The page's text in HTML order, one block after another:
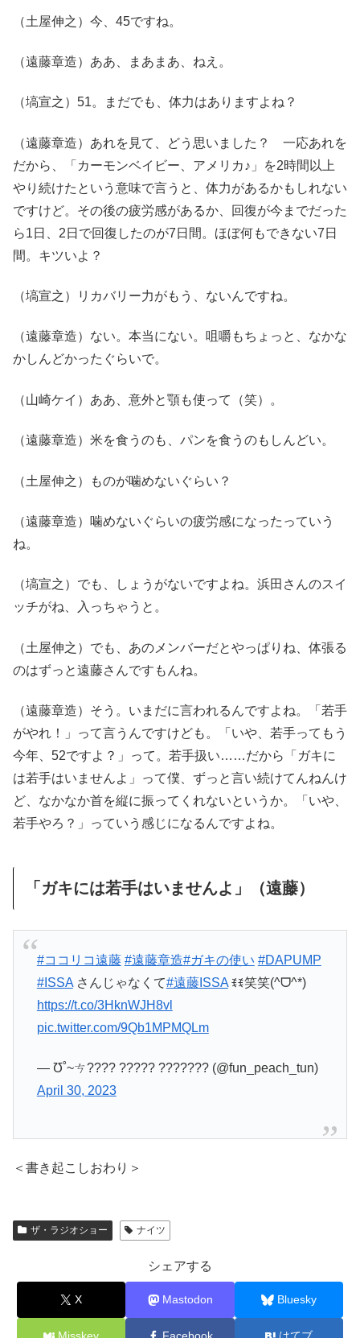
（土屋伸之）今、45ですね。
（遠藤章造）ああ、まあまあ、ねえ。
（塙宣之）51。まだでも、体力はありますよね？
（遠藤章造）あれを見て、どう思いました？ 一応あれを
だから、「カーモンベイビー、アメリカ♪」を2時間以上
やり続けたという意味で言うと、体力があるかもしれない
ですけど。その後の疲労感があるか、回復が今までだった
ら1日、2日で回復したのが7日間。ほぼ何もできない7日
間。キツいよ？
（塙宣之）リカバリー力がもう、ないんですね。
（遠藤章造）ない。本当にない。咀嚼もちょっと、なかな
かしんどかったぐらいで。
（山崎ケイ）ああ、意外と顎も使って（笑）。
（遠藤章造）米を食うのも、パンを食うのもしんどい。
（土屋伸之）ものが噛めないぐらい？
（遠藤章造）噛めないぐらいの疲労感になったっていう
ね。
（塙宣之）でも、しょうがないですよね。浜田さんのスイ
ッチがね、入っちゃうと。
（土屋伸之）でも、あのメンバーだとやっぱりね、体張る
のはずっと遠藤さんですもんね。
（遠藤章造）そう。いまだに言われるんですよね。「若手
がやれ！」って言うんですけども。「いや、若手ってもう
今年、52ですよ？」って。若手扱い……だから「ガキに
は若手はいませんよ」って僕、ずっと言い続けてんねんけ
ど、なかなか首を縦に振ってくれないというか。「いや、
若手やろ？」っていう感じになるんですよね。
「ガキには若手はいませんよ」（遠藤）
#ココリコ遠藤 #遠藤章造#ガキの使い #DAPUMP
#ISSAさんじゃなくて#遠藤ISSAꉂꉂ笑笑(^ᗜ^*)
https://t.co/3HknWJH8vl
pic.twitter.com/9Qb1MPMQLm
— Ʊ˚~ㄘ???? ????? ??????? (@fun_peach_tun)
April 30, 2023
＜書き起こしおわり＞
ザ・ラジオショー ナイツ
シェアする
X Mastodon Bluesky